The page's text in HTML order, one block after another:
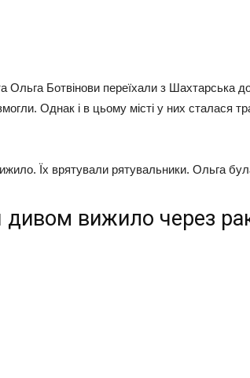
Ольга Ботвінови переїхали з Шахтарська
Однак і в цьому місті у них сталася
Їх врятували рятувальники. Ольга
вижило через